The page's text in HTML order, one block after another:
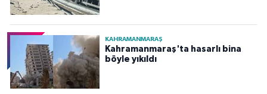
KAHRAMANMARAŞ
Kahramanmaraş'ta hasarlı bina
böyle yıkıldı